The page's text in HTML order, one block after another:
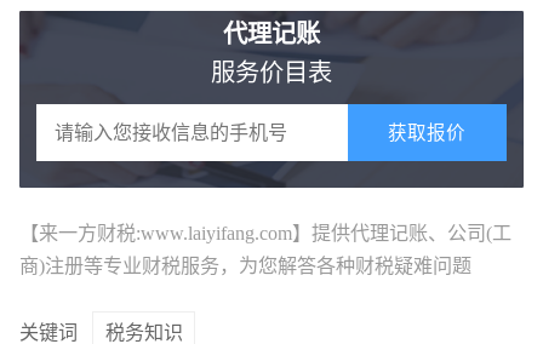
代理记账
服务价目表
获取报价
【来一方财税:www.laiyifang.com】提供代理记账、公司(工
商)注册等专业财税服务，为您解答各种财税疑难问题
关键词 税务知识